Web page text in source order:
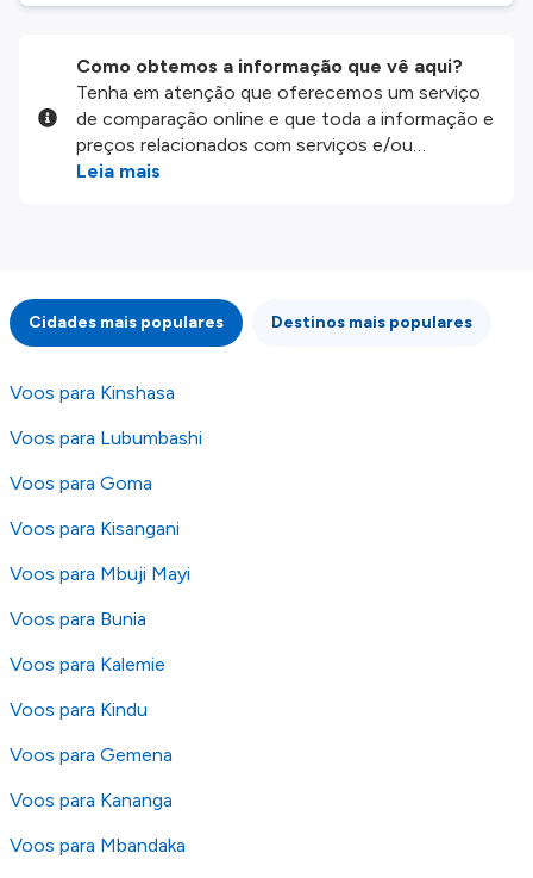
Como obtemos a informação que vê aqui?
Tenha em atenção que oferecemos um serviço
de comparação online e que toda a informação e
preços relacionados com serviços e/ou
produtos disponíveis no nosso website são
integridade ou pela precisão da informação
publicada, por isso verifique com atenção todas
as condições no website do parceiro antes de
fazer uma reserva. Para mais detalhes verifique
os nossosTermos e Condições
Leia mais
Cidades mais populares Destinos mais populares
Voos para Kinshasa
Voos para Lubumbashi
Voos para Goma
Voos para Kisangani
Voos para Mbuji Mayi
Voos para Bunia
Voos para Kalemie
Voos para Kindu
Voos para Gemena
Voos para Kananga
Voos para Mbandaka